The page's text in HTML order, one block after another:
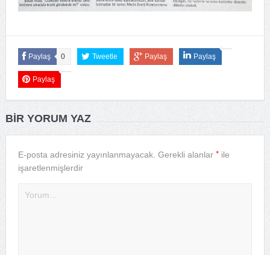
Paylaş 0 Tweetle Paylaş Paylaş
Paylaş
BIR YORUM YAZ
E-posta adresiniz yayınlanmayacak. Gerekli alanlar *ile
işaretlenmişlerdir